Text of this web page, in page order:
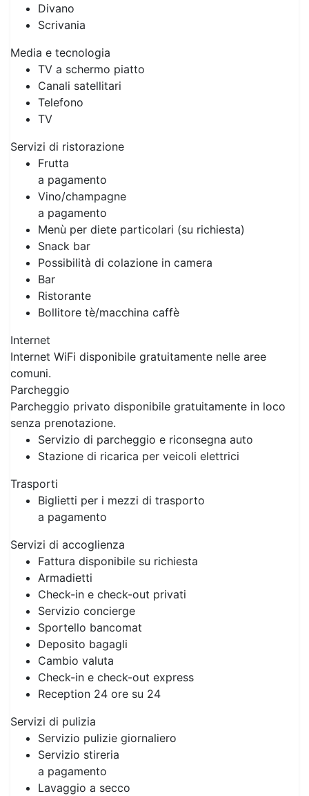
Divano
Scrivania
Media e tecnologia
TV a schermo piatto
Canali satellitari
Telefono
TV
Servizi di ristorazione
Frutta
a pagamento
Vino/champagne
a pagamento
Menù per diete particolari (su richiesta)
Snack bar
Possibilità di colazione in camera
Bar
Ristorante
Bollitore tè/macchina caffè
Internet
Internet WiFi disponibile gratuitamente nelle aree
comuni.
Parcheggio
Parcheggio privato disponibile gratuitamente in loco
senza prenotazione.
Servizio di parcheggio e riconsegna auto
Stazione di ricarica per veicoli elettrici
Trasporti
Biglietti per i mezzi di trasporto
a pagamento
Servizi di accoglienza
Fattura disponibile su richiesta
Armadietti
Check-in e check-out privati
Servizio concierge
Sportello bancomat
Deposito bagagli
Cambio valuta
Check-in e check-out express
Reception 24 ore su 24
Servizi di pulizia
Servizio pulizie giornaliero
Servizio stireria
a pagamento
Lavaggio a secco